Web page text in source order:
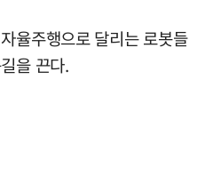
율주행으로 달리는 로봇들
을 끈다.